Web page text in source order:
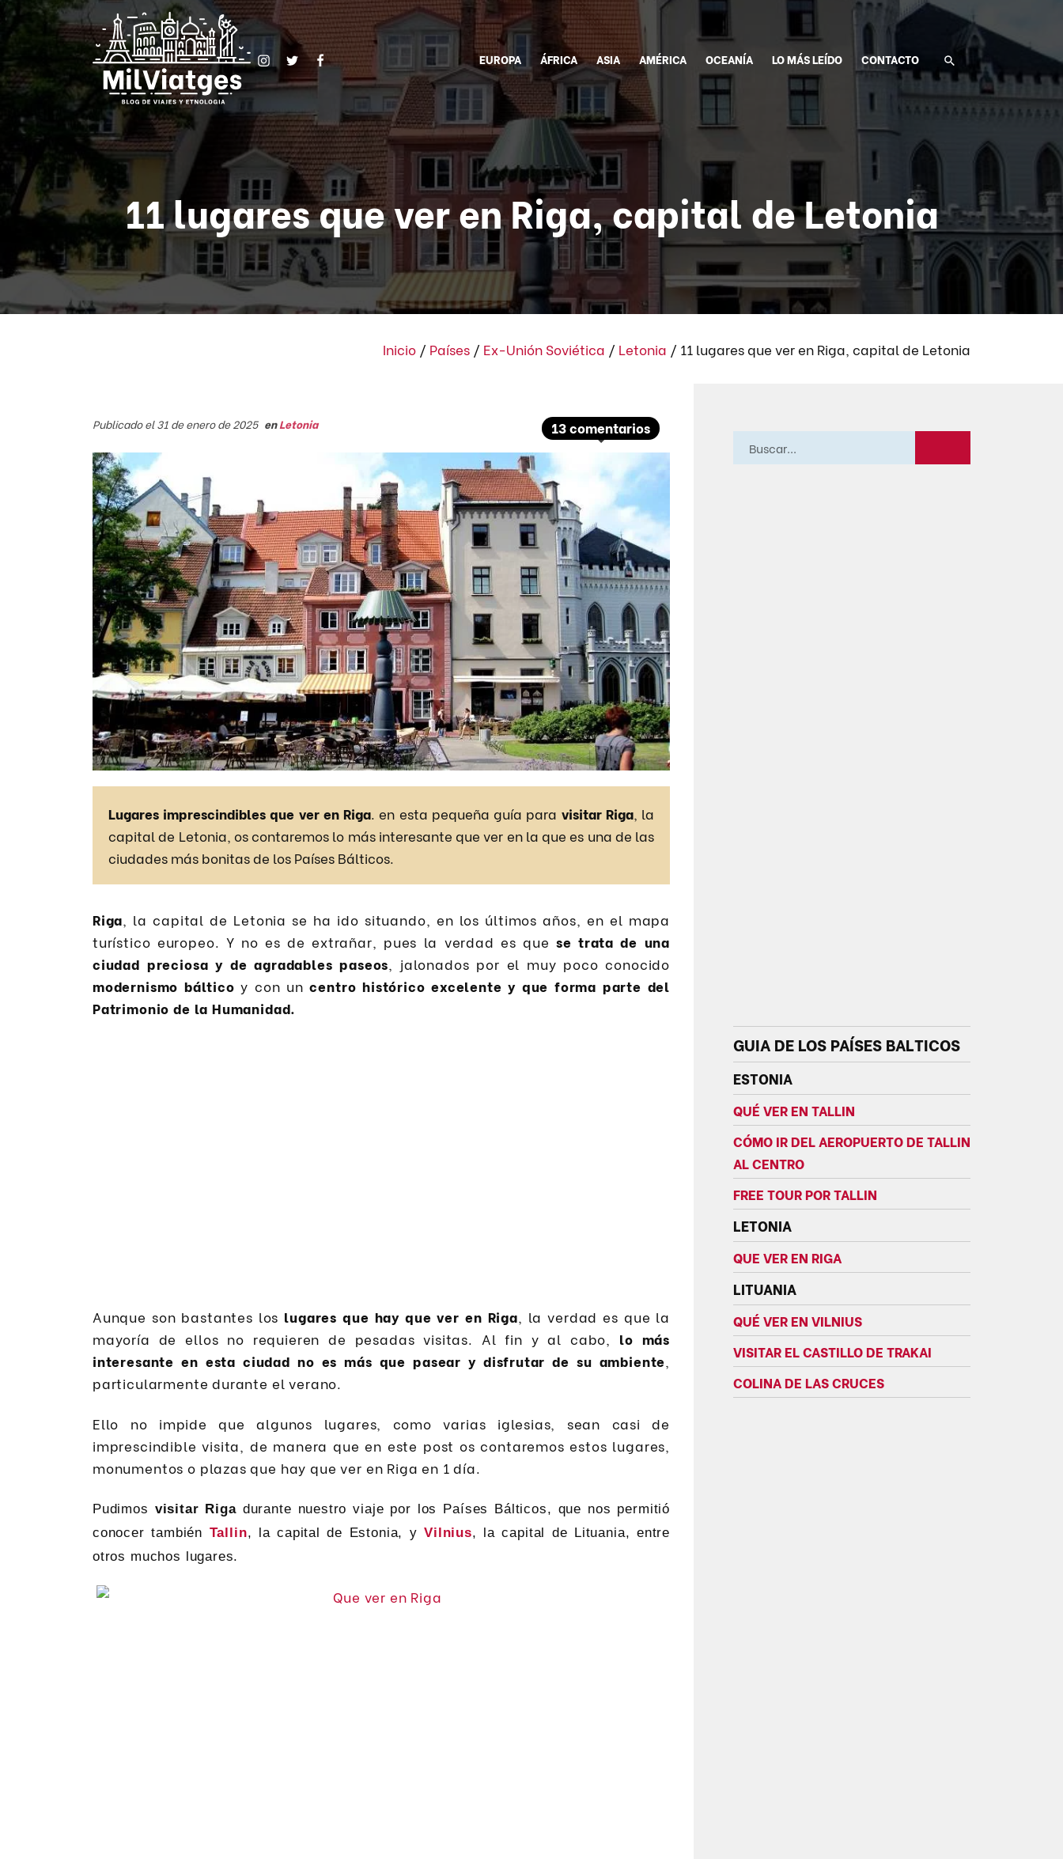
EUROPA ÁFRICA ASIA AMÉRICA OCEANÍA LO MÁS LEÍDO CONTACTO
11 lugares que ver en Riga, capital de Letonia
Inicio / Países / Ex-Unión Soviética / Letonia / 11 lugares que ver en Riga, capital de Letonia
13 comentarios
Publicado el 31 de enero de 2025 enLetonia
Lugares imprescindibles que ver en Riga . en esta pequeña guía para visitar Riga, la
capital de Letonia, os contaremos lo más interesante que ver en la que es una de las
ciudades más bonitas de los Países Bálticos.
Riga , la capital de Letonia se ha ido situando, en los últimos años, en el mapa
turístico europeo. Y no es de extrañar, pues la verdad es que se trata de una
ciudad preciosa y de agradables paseos , jalonados por el muy poco conocido
modernismo báltico y con uncentro histórico excelente y que forma parte del
Patrimonio de la Humanidad.
Aunque son bastantes los lugares que hay que ver en Riga, la verdad es que la
mayoría de ellos no requieren de pesadas visitas. Al fin y al cabo, lo más
interesante en esta ciudad no es más que pasear y disfrutar de su ambiente,
particularmente durante el verano.
Ello no impide que algunos lugares, como varias iglesias, sean casi de
imprescindible visita, de manera que en este post os contaremos estos lugares,
monumentos o plazas que hay que ver en Riga en 1 día.
Pudimos visitar Rigadurante nuestro viaje por los Países Bálticos, que nos permitió
conocer también Tallin, la capital de Estonia, yVilnius, la capital de Lituania, entre
otros muchos lugares.
GUIA DE LOS PAÍSES BALTICOS
ESTONIA
QUÉ VER EN TALLIN
CÓMO IR DEL AEROPUERTO DE TALLIN
AL CENTRO
FREE TOUR POR TALLIN
LETONIA
QUE VER EN RIGA
LITUANIA
QUÉ VER EN VILNIUS
VISITAR EL CASTILLO DE TRAKAI
COLINA DE LAS CRUCES